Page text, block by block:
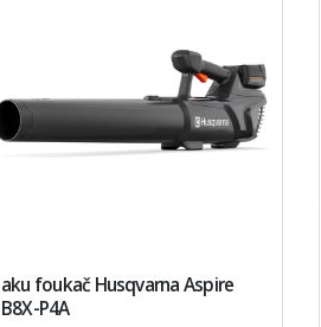
aku foukač Husqvarna Aspire
B8X-P4A